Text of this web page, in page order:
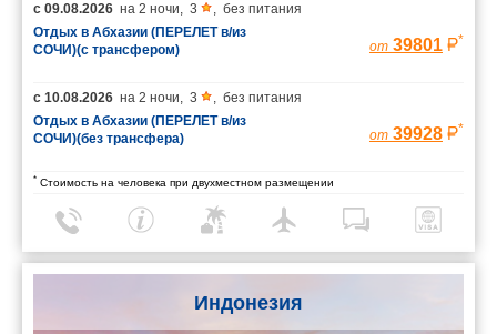
с 09.08.2026 на 2 ночи, 3 , без питания
Отдых в Абхазии (ПЕРЕЛЕТ в/из
СОЧИ)(с трансфером)
от 39801 *
с 10.08.2026 на 2 ночи, 3 , без питания
Отдых в Абхазии (ПЕРЕЛЕТ в/из
СОЧИ)(без трансфера)
от 39928 *
* Стоимость на человека при двухместном размещении
Индонезия